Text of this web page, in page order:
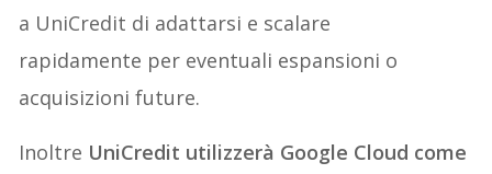
a UniCredit di adattarsi e scalare
rapidamente per eventuali espansioni o
acquisizioni future.
Inoltre UniCredit utilizzerà Google Cloud come